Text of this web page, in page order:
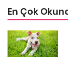
En Çok